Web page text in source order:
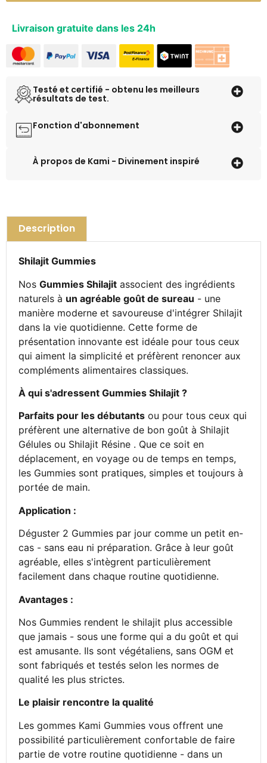
Livraison gratuite dans les 24h
Testé et certifié - obtenu les meilleurs
résultats de test.
Fonction d'abonnement
À propos de Kami - Divinement inspiré
Description
Shilajit Gummies
Nos Gummies Shilajit associent des ingrédients
naturels à un agréable goût de sureau - une
manière moderne et savoureuse d'intégrer Shilajit
dans la vie quotidienne. Cette forme de
présentation innovante est idéale pour tous ceux
qui aiment la simplicité et préfèrent renoncer aux
compléments alimentaires classiques.
À qui s'adressent Gummies Shilajit ?
Parfaits pour les débutants ou pour tous ceux qui
préfèrent une alternative de bon goût à Shilajit
Gélules ou Shilajit Résine . Que ce soit en
déplacement, en voyage ou de temps en temps,
les Gummies sont pratiques, simples et toujours à
portée de main.
Application :
Déguster 2 Gummies par jour comme un petit en-
cas - sans eau ni préparation. Grâce à leur goût
agréable, elles s'intègrent particulièrement
facilement dans chaque routine quotidienne.
Avantages :
Nos Gummies rendent le shilajit plus accessible
que jamais - sous une forme qui a du goût et qui
est amusante. Ils sont végétaliens, sans OGM et
sont fabriqués et testés selon les normes de
qualité les plus strictes.
Le plaisir rencontre la qualité
Les gommes Kami Gummies vous offrent une
possibilité particulièrement confortable de faire
partie de votre routine quotidienne - dans un